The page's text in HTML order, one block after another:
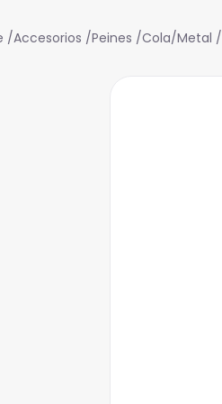
Accesorios Peines Cola/Metal